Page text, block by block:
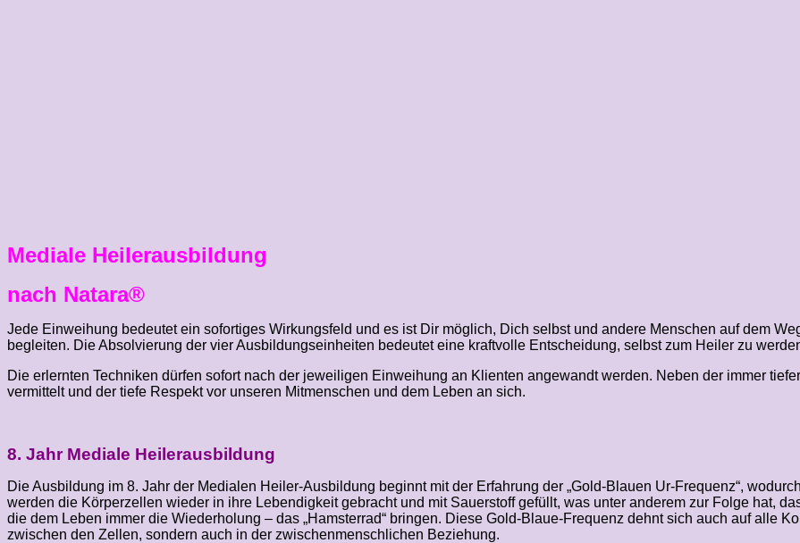
Mediale Heilerausbildung
nach Natara®
Jede Einweihung bedeutet ein sofortiges Wirkungsfeld und es ist Dir möglich, Dich selbst und andere Menschen auf dem
begleiten. Die Absolvierung der vier Ausbildungseinheiten bedeutet eine kraftvolle Entscheidung, selbst zum Heiler zu
Die erlernten Techniken dürfen sofort nach der jeweiligen Einweihung an Klienten angewandt werden. Neben der immer
vermittelt und der tiefe Respekt vor unseren Mitmenschen und dem Leben an sich.
8. Jahr Mediale Heilerausbildung
Die Ausbildung im 8. Jahr der Medialen Heiler-Ausbildung beginnt mit der Erfahrung der „Gold-Blauen Ur-Frequenz“,
werden die Körperzellen wieder in ihre Lebendigkeit gebracht und mit Sauerstoff gefüllt, was unter anderem zur Folge hat,
die dem Leben immer die Wiederholung – das „Hamsterrad“ bringen. Diese Gold-Blaue-Frequenz dehnt sich auch auf alle
zwischen den Zellen, sondern auch in der zwischenmenschlichen Beziehung.